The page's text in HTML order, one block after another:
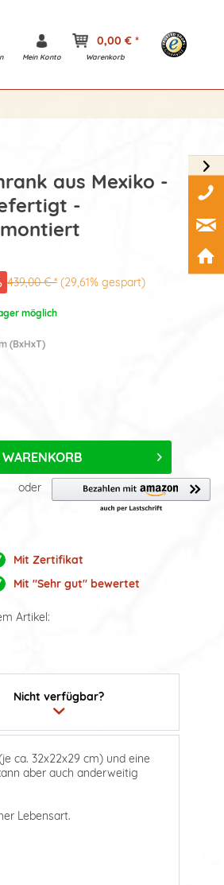
Mein Konto
0,00 € *
Warenkorb
aus Mexiko -
-
439,00 € * (29,61% gespart)
möglich
(BxHxT)
WARENKORB
oder
Mit Zertifikat
Mit "Sehr gut" bewertet
Artikel:
Nicht verfügbar?
ca. 32x22x29 cm) und eine
aber auch anderweitig
Lebensart.